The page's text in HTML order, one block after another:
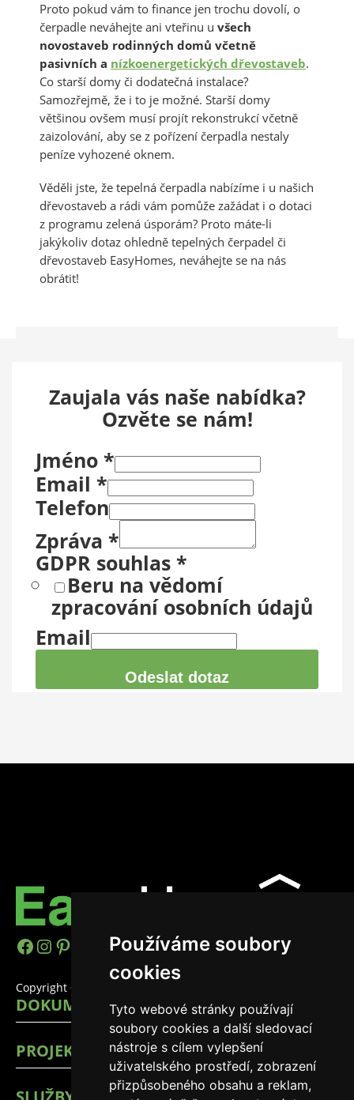
Používáme soubory
cookies
Tyto webové stránky používají
soubory cookies a další sledovací
nástroje s cílem vylepšení
uživatelského prostředí, zobrazení
přizpůsobeného obsahu a reklam,
Proto pokud vám to finance jen trochu dovolí, o
čerpadle neváhejte ani vteřinu u všech
novostaveb rodinných domů včetně
pasivních a nízkoenergetických dřevostaveb.
Co starší domy či dodatečná instalace?
Samozřejmě, že i to je možné. Starší domy
většinou ovšem musí projít rekonstrukcí včetně
zaizolování, aby se z pořízení čerpadla nestaly
peníze vyhozené oknem.
Věděli jste, že tepelná čerpadla nabízíme i u našich
dřevostaveb a rádi vám pomůže zažádat i o dotaci
z programu zelená úsporám? Proto máte-li
jakýkoliv dotaz ohledně tepelných čerpadel či
dřevostaveb EasyHomes, neváhejte se na nás
obrátit!
Zaujala vás naše nabídka?
Ozvěte se nám!
Jméno *
Email *
Telefon
Zpráva *
GDPR souhlas *
Beru na vědomí
zpracování osobních údajů
Email
Odeslat dotaz
https://www.facebook.com/
Instagram
Pinterest
YouTube
LinkedIn
TikTok
Copyright © 2026 EasyHomes
DOKUMENTY
PROJEKTY